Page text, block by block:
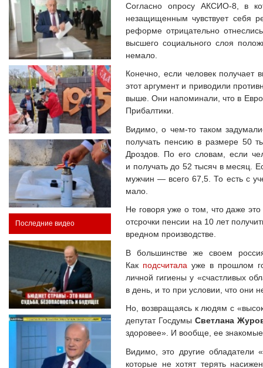
Последние видео
Согласно опросу АКСИО-8, в
незащищенным чувствует себя
реформе отрицательно
высшего социального слоя
немало.
Конечно, если человек получает
этот аргумент и приводили
выше. Они напоминали, что в
Прибалтики.
Видимо, о чем-то таком
получать пенсию в размере 50
Дроздов. По его словам, если
и получать до 52 тысяч в месяц.
мужчин — всего 67,5. То есть с
мало.
Не говоря уже о том, что даже
отсрочки пенсии на 10 лет
вредном производстве.
В большинстве же своем
Как подсчитала уже в прошлом
личной гигиены у «счастливых
в день, и то при условии, что они
Но, возвращаясь к людям с
депутат ГосдумыСветлана
здоровее». И вообще, ее
Видимо, это другие обладатели
которые не хотят терять